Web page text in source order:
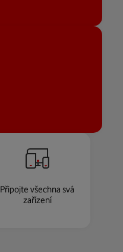
Připojte všechna svá
zařízení